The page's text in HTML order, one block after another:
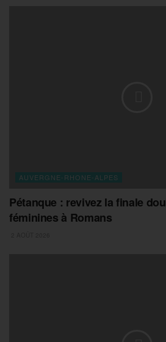
AUVERGNE-RHONE-ALPES
Pétanque : revivez la finale
féminines à Romans